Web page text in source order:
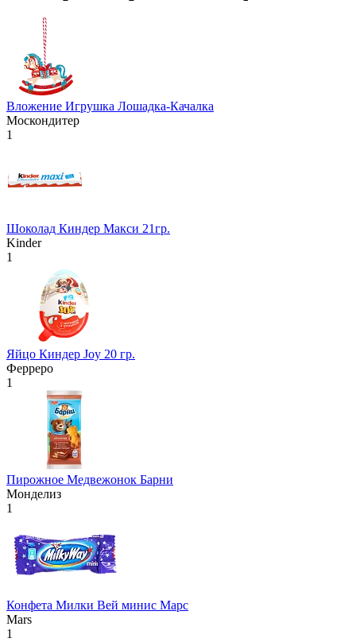
Вложение Игрушка Лошадка-Качалка
Москондитер
1
Шоколад Киндер Макси 21гр.
Kinder
1
Яйцо Киндер Joy 20 гр.
Ферреро
1
Пирожное Медвежонок Барни
Монделиз
1
Конфета Милки Вей минис Марс
Mars
1